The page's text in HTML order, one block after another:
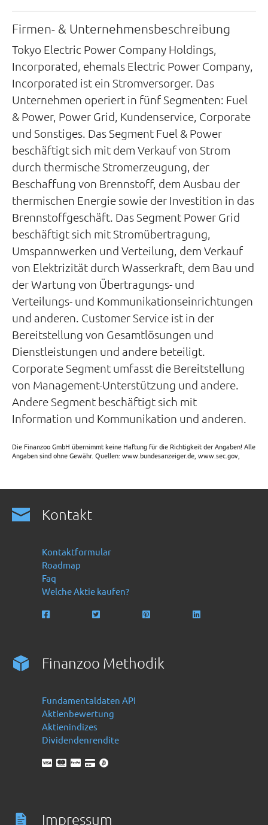
Firmen- & Unternehmensbeschreibung
Tokyo Electric Power Company Holdings,
Incorporated, ehemals Electric Power Company,
Incorporated ist ein Stromversorger. Das
Unternehmen operiert in fünf Segmenten: Fuel
& Power, Power Grid, Kundenservice, Corporate
und Sonstiges. Das Segment Fuel & Power
beschäftigt sich mit dem Verkauf von Strom
durch thermische Stromerzeugung, der
Beschaffung von Brennstoff, dem Ausbau der
thermischen Energie sowie der Investition in das
Brennstoffgeschäft. Das Segment Power Grid
beschäftigt sich mit Stromübertragung,
Umspannwerken und Verteilung, dem Verkauf
von Elektrizität durch Wasserkraft, dem Bau und
der Wartung von Übertragungs- und
Verteilungs- und Kommunikationseinrichtungen
und anderen. Customer Service ist in der
Bereitstellung von Gesamtlösungen und
Dienstleistungen und andere beteiligt.
Corporate Segment umfasst die Bereitstellung
von Management-Unterstützung und andere.
Andere Segment beschäftigt sich mit
Information und Kommunikation und anderen.
Die Finanzoo GmbH übernimmt keine Haftung für die Richtigkeit der Angaben! Alle
Angaben sind ohne Gewähr. Quellen: www.bundesanzeiger.de, www.sec.gov,
Kontakt
Kontaktformular
Roadmap
Faq
Welche Aktie kaufen?
Finanzoo Methodik
Fundamentaldaten API
Aktienbewertung
Aktienindizes
Dividendenrendite
Impressum